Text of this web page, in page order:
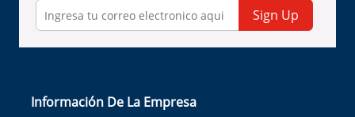
Sign Up
Información De La Empresa